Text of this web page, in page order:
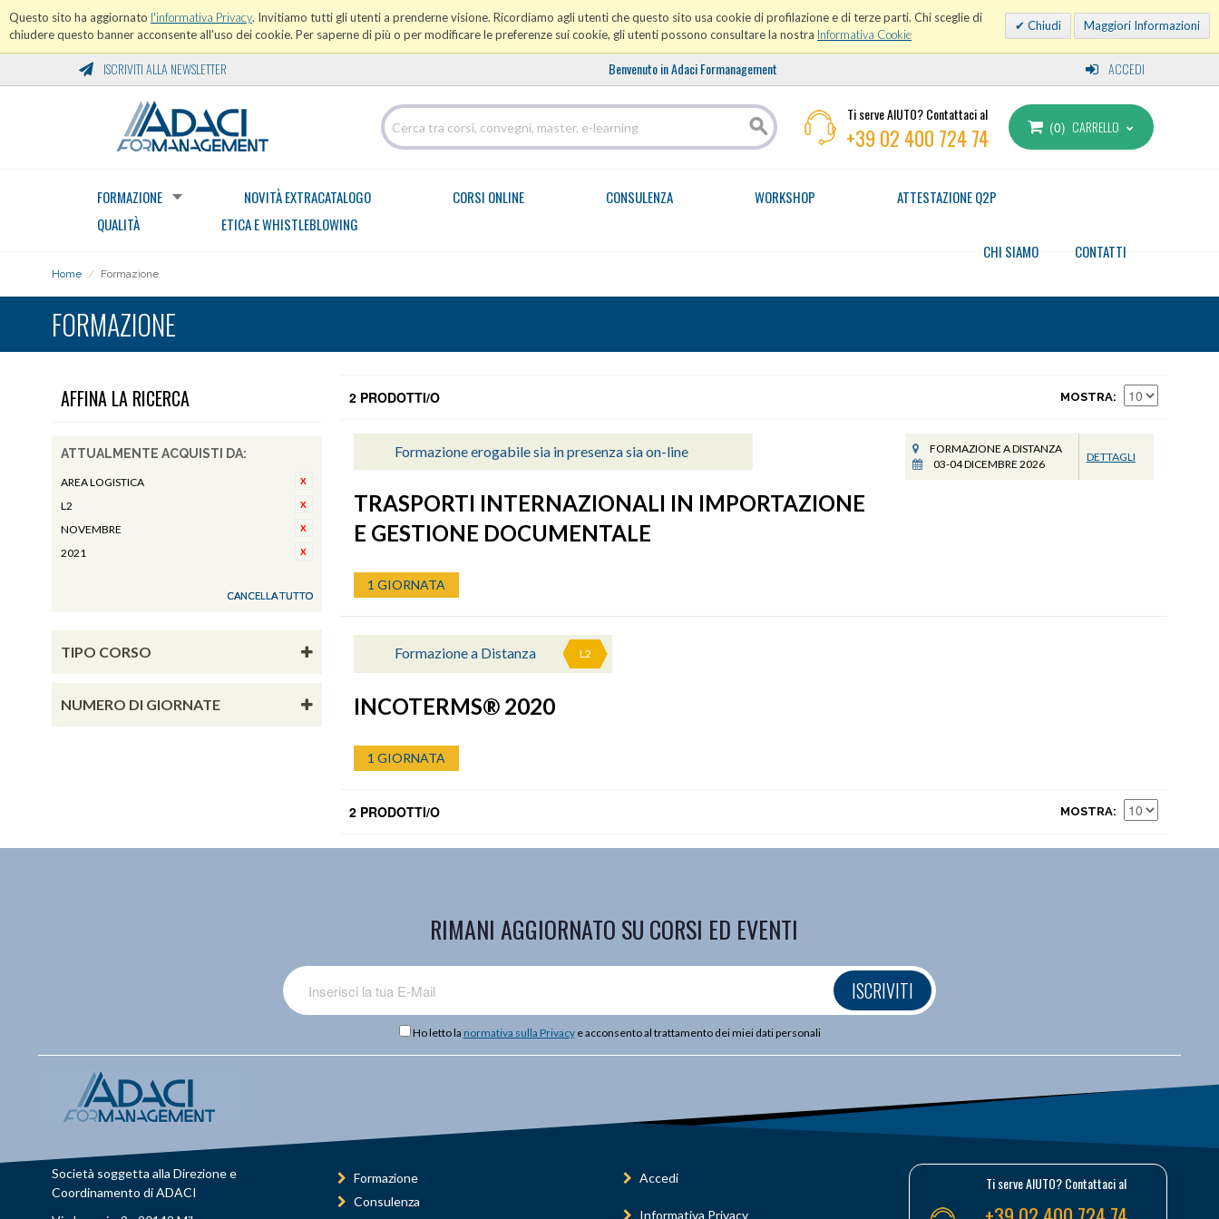
Questo sito ha aggiornato l'informativa Privacy. Invitiamo tutti gli utenti a prenderne visione. Ricordiamo agli utenti che questo sito usa cookie di profilazione e di terze parti. Chi sceglie di
chiudere questo banner acconsente all'uso dei cookie. Per saperne di più o per modificare le preferenze sui cookie, gli utenti possono consultare la nostra Informativa Cookie
Chiudi Maggiori Informazioni
ISCRIVITI ALLA NEWSLETTER Benvenuto in Adaci Formanagement ACCEDI
Ti serve AIUTO? Contattaci al
+39 02 400 724 74 0 CARRELLO
FORMAZIONE NOVITÀ EXTRACATALOGO CORSI ONLINE CONSULENZA WORKSHOP
ATTESTAZIONE Q2P
QUALITÀ
ETICA E WHISTLEBLOWING
CONTATTI
CHI SIAMO
Home / Formazione
FORMAZIONE
AFFINA LA RICERCA
ATTUALMENTE ACQUISTI DA:
AREA LOGISTICA
L2
NOVEMBRE
2021
CANCELLA TUTTO
TIPO CORSO
NUMERO DI GIORNATE
2 PRODOTTI/O MOSTRA
Formazione erogabile sia in presenza sia on-line
TRASPORTI INTERNAZIONALI IN IMPORTAZIONE
E GESTIONE DOCUMENTALE
1 GIORNATA
FORMAZIONE A DISTANZA
03-04 DICEMBRE 2026
DETTAGLI
Formazione a Distanza L2
INCOTERMS® 2020
1 GIORNATA
2 PRODOTTI/O MOSTRA
RIMANI AGGIORNATO SU CORSI ED EVENTI
ISCRIVITI
Ho letto la normativa sulla Privacye acconsento al trattamento dei miei dati personali
Società soggetta alla Direzione e
Coordinamento di ADACI
Formazione
Consulenza
Accedi
Informativa Privacy
Ti serve AIUTO? Contattaci al